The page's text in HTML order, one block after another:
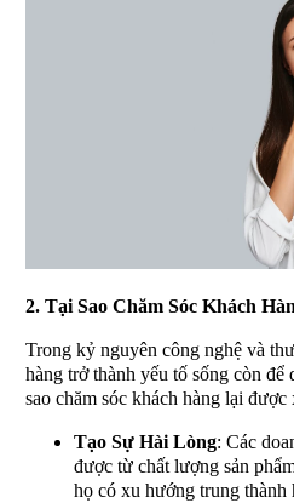
2. Tại Sao Chăm Sóc Khách
Trong kỷ nguyên công nghệ và
hàng trở thành yếu tố sống còn
sao chăm sóc khách hàng lại được
Tạo Sự Hài Lòng: Các
được từ chất lượng sản
họ có xu hướng trung thành